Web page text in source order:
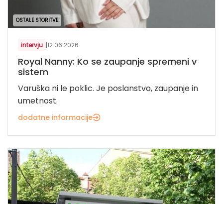
OSTALE STORITVE
intervju |12.06.2026
Royal Nanny: Ko se zaupanje spremeni v
sistem
Varuška ni le poklic. Je poslanstvo, zaupanje in
umetnost.
dodatne informacije